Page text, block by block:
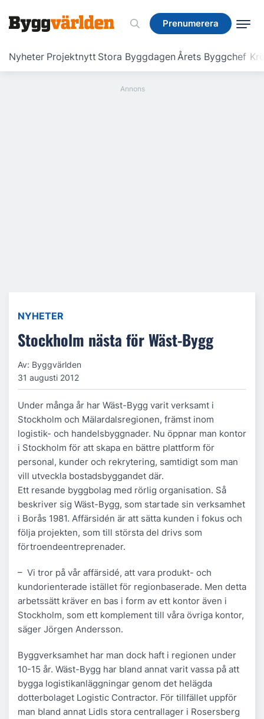
Prenumerera
Nyheter Projektnytt Stora ByggdagenÅrets Byggchef
Prenumerera
NYHETER
Stockholm nästa för Wäst-Bygg
Av: Byggvärlden
31 augusti 2012
Under många år har Wäst-Bygg varit verksamt i
Stockholm och Mälardalsregionen, främst inom
logistik- och handelsbyggnader. Nu öppnar man kontor
i Stockholm för att skapa en bättre plattform för
personal, kunder och rekrytering, samtidigt som man
vill utveckla bostadsbyggandet där.
Ett resande byggbolag med rörlig organisation. Så
beskriver sig Wäst-Bygg, som startade sin verksamhet
i Borås 1981. Affärsidén är att sätta kunden i fokus och
följa projekten, som till största del drivs som
förtroendeentreprenader.
– Vi tror på vår affärsidé, att vara produkt- och
kundorienterade istället för regionbaserade. Men detta
arbetssätt kräver en bas i form av ett kontor även i
Stockholm, som ett komplement till våra övriga kontor,
säger Jörgen Andersson.
Byggverksamhet har man dock haft i regionen under
10-15 år. Wäst-Bygg har bland annat varit vassa på att
bygga logistikanläggningar genom det helägda
dotterbolaget Logistic Contractor. För tillfället uppför
man bland annat Lidls stora centrallager i Rosersberg